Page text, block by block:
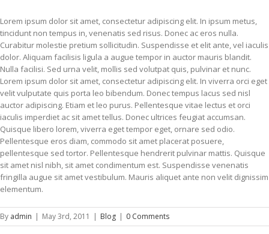
Lorem ipsum dolor sit amet, consectetur adipiscing elit. In ipsum metus,
tincidunt non tempus in, venenatis sed risus. Donec ac eros nulla.
Curabitur molestie pretium sollicitudin. Suspendisse et elit ante, vel iaculis
dolor. Aliquam facilisis ligula a augue tempor in auctor mauris blandit.
Nulla facilisi. Sed urna velit, mollis sed volutpat quis, pulvinar et nunc.
Lorem ipsum dolor sit amet, consectetur adipiscing elit. In viverra orci eget
velit vulputate quis porta leo bibendum. Donec tempus lacus sed nisl
auctor adipiscing. Etiam et leo purus. Pellentesque vitae lectus et orci
iaculis imperdiet ac sit amet tellus. Donec ultrices feugiat accumsan.
Quisque libero lorem, viverra eget tempor eget, ornare sed odio.
Pellentesque eros diam, commodo sit amet placerat posuere,
pellentesque sed tortor. Pellentesque hendrerit pulvinar mattis. Quisque
sit amet nisl nibh, sit amet condimentum est. Suspendisse venenatis
fringilla augue sit amet vestibulum. Mauris aliquet ante non velit dignissim
elementum.
By admin | May 3rd, 2011 | Blog | 0 Comments